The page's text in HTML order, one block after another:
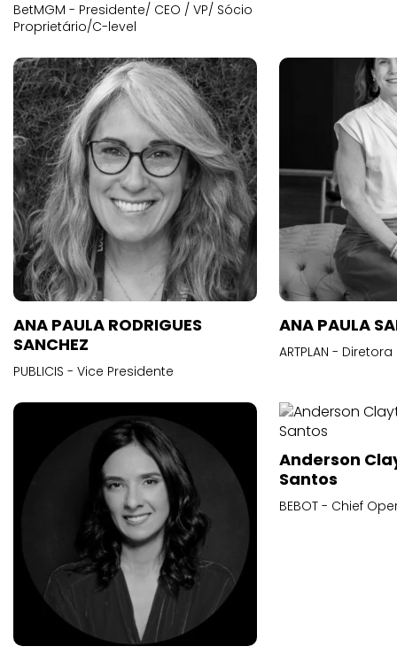
BetMGM - Presidente/ CEO / VP/ Sócio
Proprietário/C-level
ANA PAULA RODRIGUES
SANCHEZ
PUBLICIS - Vice Presidente
ANA PAULA
ARTPLAN -
Anderson
Santos
BEBOT - Chief